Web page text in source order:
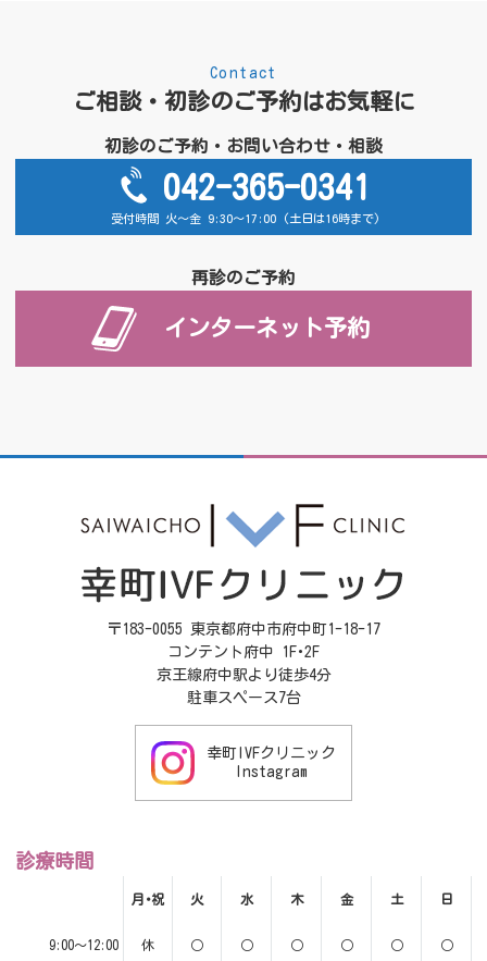
ご相談・初診のご予約はお気軽に
Contact
初診のご予約・お問い合わせ・相談
042-365-0341
受付時間 火～金 9:30～17:00 (土日は16時まで)
再診のご予約
インターネット予約
〒183-0055 東京都府中市府中町1-18-17
コンテント府中 1F･2F
京王線府中駅より徒歩4分
駐車スペース7台
幸町IVFクリニック
Instagram
診療時間
月･祝 火 水 木 金 土 日
9:00～12:00 休 ○ ○ ○ ○ ○ ○